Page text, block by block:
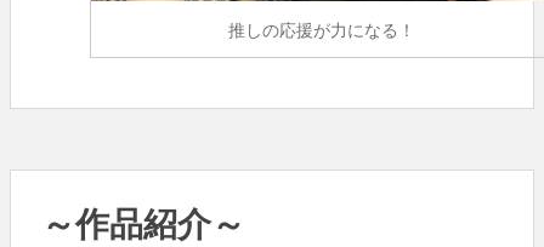
推しの応援が力になる！
～作品紹介～